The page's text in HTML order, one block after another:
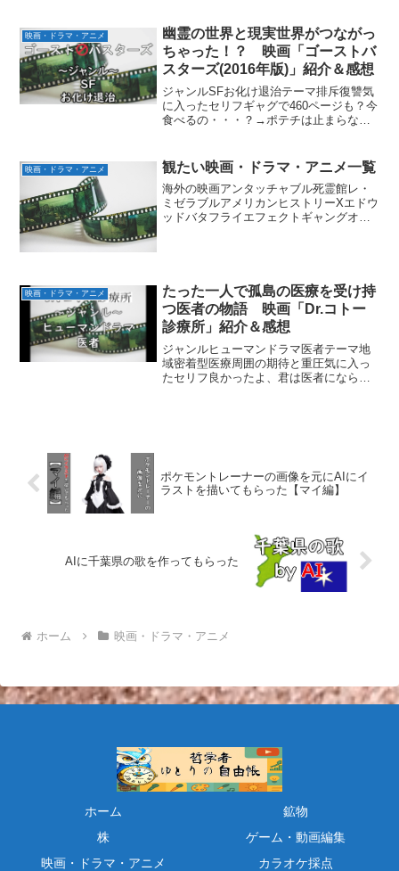
ク・ホームズとその友人であり医師のワ
トソンの活躍によって捕...
映画・ドラマ・アニメ
幽霊の世界と現実世界がつながっ
ちゃった！？ 映画「ゴーストバ
スターズ(2016年版)」紹介＆感想
ジャンルSFお化け退治テーマ排斥復讐気
に入ったセリフギャグで460ページも？今
食べるの・・・？→ポテチは止まらな
だめ、死のハイタッチになる。可愛いの
にしろ！2040年！...
映画・ドラマ・アニメ 観たい映画・ドラマ・アニメ一覧
海外の映画アンタッチャブル死霊館レ・
ミゼラブルアメリカンヒストリーXエドウ
ッドバタフライエフェクトギャングオブ
映画・ドラマ・アニメ
たった一人で孤島の医療を受け持
つ医者の物語 映画「Dr.コトー
診療所」紹介＆感想
ジャンルヒューマンドラマ医者テーマ地
域密着型医療周囲の期待と重圧気に入っ
たセリフ良かったよ、君は医者にならな
ポケモントレーナーの画像を元にAIにイ
ラストを描いてもらった【マイ編】
AIに千葉県の歌を作ってもらった
ホーム 映画・ドラマ・アニメ
ホーム
鉱物
株
ゲーム・動画編集
映画・ドラマ・アニメ
カラオケ採点